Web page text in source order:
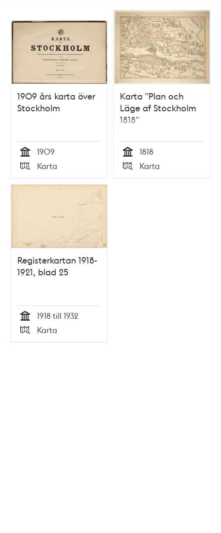
1909 års karta över
Stockholm
Tid
1909
Typ
Karta
Karta "Plan och
Läge af Stockholm
1818"
Tid
1818
Typ
Karta
Registerkartan 1918-
1921, blad 25
Tid
1918 till 1932
Typ
Karta